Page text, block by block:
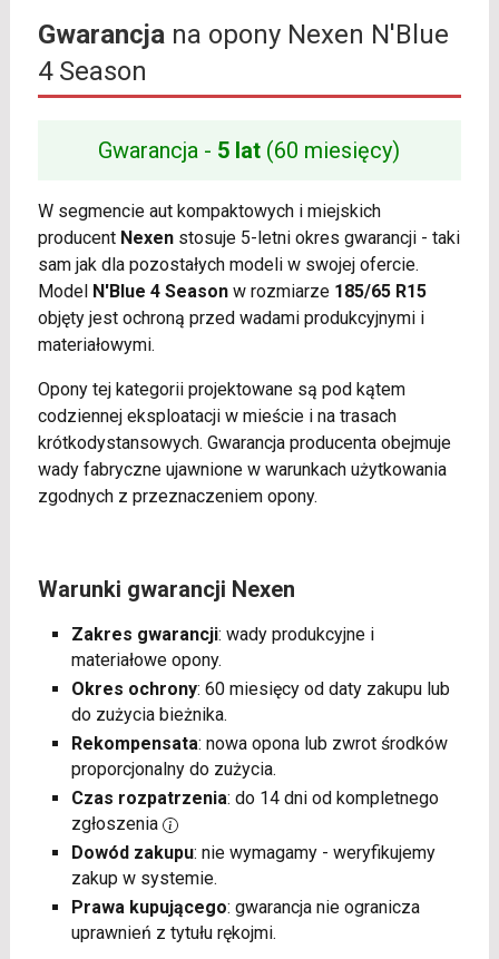
Gwarancjana opony Nexen N'Blue
4 Season
Gwarancja - 5 lat (60 miesięcy)
W segmencie aut kompaktowych i miejskich
producent Nexenstosuje 5-letni okres gwarancji - taki
sam jak dla pozostałych modeli w swojej ofercie.
Model N'Blue 4 Seasonw rozmiarze 185/65 R15
objęty jest ochroną przed wadami produkcyjnymi i
materiałowymi.
Opony tej kategorii projektowane są pod kątem
codziennej eksploatacji w mieście i na trasach
krótkodystansowych. Gwarancja producenta obejmuje
wady fabryczne ujawnione w warunkach użytkowania
zgodnych z przeznaczeniem opony.
Warunki gwarancji Nexen
Zakres gwarancji: wady produkcyjne i
materiałowe opony.
Okres ochrony: 60 miesięcy od daty zakupu lub
do zużycia bieżnika.
Rekompensata: nowa opona lub zwrot środków
proporcjonalny do zużycia.
Czas rozpatrzenia: do 14 dni od kompletnego
zgłoszenia
Dowód zakupu: nie wymagamy - weryfikujemy
zakup w systemie.
Prawa kupującego: gwarancja nie ogranicza
uprawnień z tytułu rękojmi.